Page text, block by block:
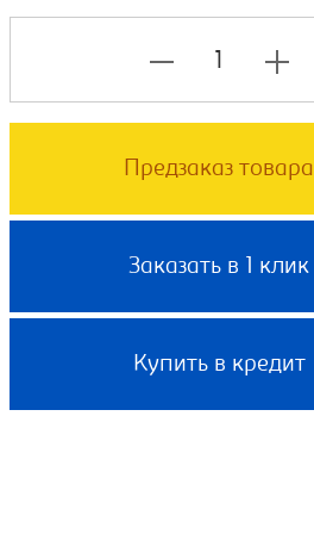
Предзаказ товара
Заказать в 1 клик
Купить в кредит